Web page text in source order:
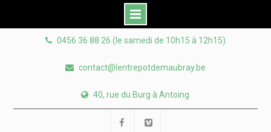
0456 36 88 26 (le samedi de 10h15 à 12h15)
contact@lentrepotdemaubray.be
40, rue du Burg à Antoing